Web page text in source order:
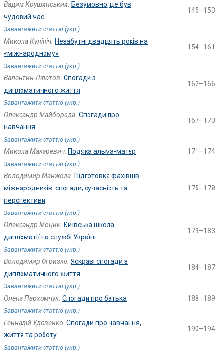
Вадим Крушинський. Безумовно, це був
чудовий час
145–153
Завантажити статтю (укр.)
Микола Кулініч. Незабутні двадцять років на
«міжнародному»
154–161
Завантажити статтю (укр.)
Валентин Ліпатов. Спогади з
дипломатичного життя
162–166
Завантажити статтю (укр.)
Олександр Майборода. Спогади про
навчання
167–170
Завантажити статтю (укр.)
Микола Макаревич. Подяка альма-матер 171–174
Завантажити статтю (укр.)
Володимир Манжола. Підготовка фахівців-
міжнародників: спогади, сучасність та
перспективи
175–178
Завантажити статтю (укр.)
Олександр Моцик. Київська школа
дипломатії на службі Україні
179–183
Завантажити статтю (укр.)
Володимир Огризко. Яскраві спогади з
дипломатичного життя
184–187
Завантажити статтю (укр.)
Олена Пархомчук. Спогади про батька 188–189
Завантажити статтю (укр.)
Геннадій Удовенко. Спогади про навчання,
життя та роботу
190–194
Завантажити статтю (укр.)